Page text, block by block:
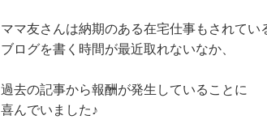
ママ友さんは納期のある在宅仕事もされてい
ブログを書く時間が最近取れないなか、
過去の記事から報酬が発生していることに
喜んでいました♪